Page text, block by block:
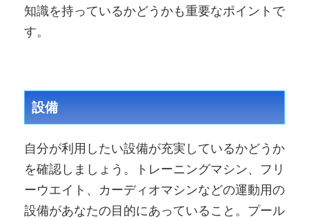
知識を持っているかどうかも重要なポイントで
す。
設備
自分が利用したい設備が充実しているかどうか
を確認しましょう。トレーニングマシン、フリ
ーウエイト、カーディオマシンなどの運動用の
設備があなたの目的にあっていること。プール